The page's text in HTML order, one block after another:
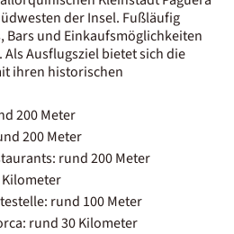
der Insel. Fußläufig
Bars und Einkaufsmöglichkeiten
Ausflugsziel bietet sich die
ihren historischen
200 Meter
200 Meter
rund 200 Meter
Kilometer
rund 100 Meter
rund 30 Kilometer